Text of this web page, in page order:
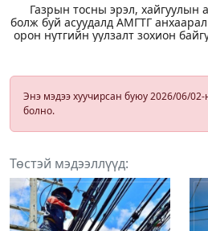
Газрын тосны эрэл, хайгуулын
болж буй асуудалд АМГТГ
орон нутгийн уулзалт зохион
Энэ мэдээ хуучирсан буюу 2026/06/
болно.
Төстэй мэдээллүүд: